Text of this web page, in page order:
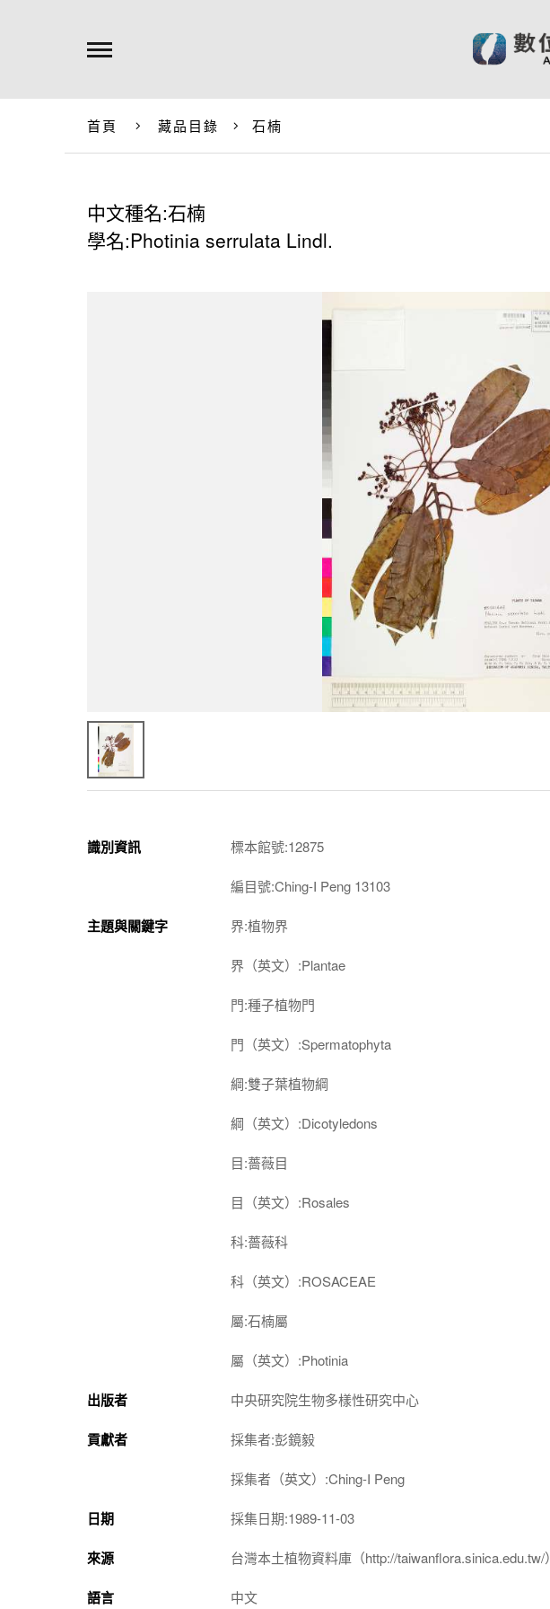
首頁 藏品目錄 石楠
中文種名:石楠
學名:Photinia serrulata Lindl.
識別資訊 標本館號:12875
編目號:Ching-I Peng 13103
主題與關鍵字 界:植物界
界（英文）:Plantae
門:種子植物門
門（英文）:Spermatophyta
綱:雙子葉植物綱
綱（英文）:Dicotyledons
目:薔薇目
目（英文）:Rosales
科:薔薇科
科（英文）:ROSACEAE
屬:石楠屬
屬（英文）:Photinia
出版者 中央研究院生物多樣性研究中心
貢獻者 採集者:彭鏡毅
採集者（英文）:Ching-I Peng
日期 採集日期:1989-11-03
來源 台灣本土植物資料庫（http://taiwanflora.sinica.edu.tw/）
語言 中文